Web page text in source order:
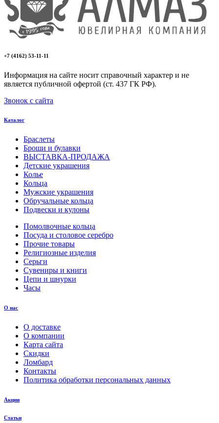
+7 (4162) 53-11-11
Информация на сайте носит справочный характер и не
является публичной офертой (ст. 437 ГК РФ).
Звонок с сайта
Каталог
Браслеты
Броши и булавки
ВЫСТАВКА-ПРОДАЖА
Детские украшения
Колье
Кольца
Мужские украшения
Обручальные кольца
Подвески и кулоны
Помолвочные кольца
Посуда и столовое серебро
Прочие товары
Религиозные изделия
Серьги
Сувениры и книги
Цепи и шнурки
Часы
О нас
О доставке
О компании
Карта сайта
Скидки
Ломбард
Контакты
Политика обработки персональных данных
Акции
Статьи